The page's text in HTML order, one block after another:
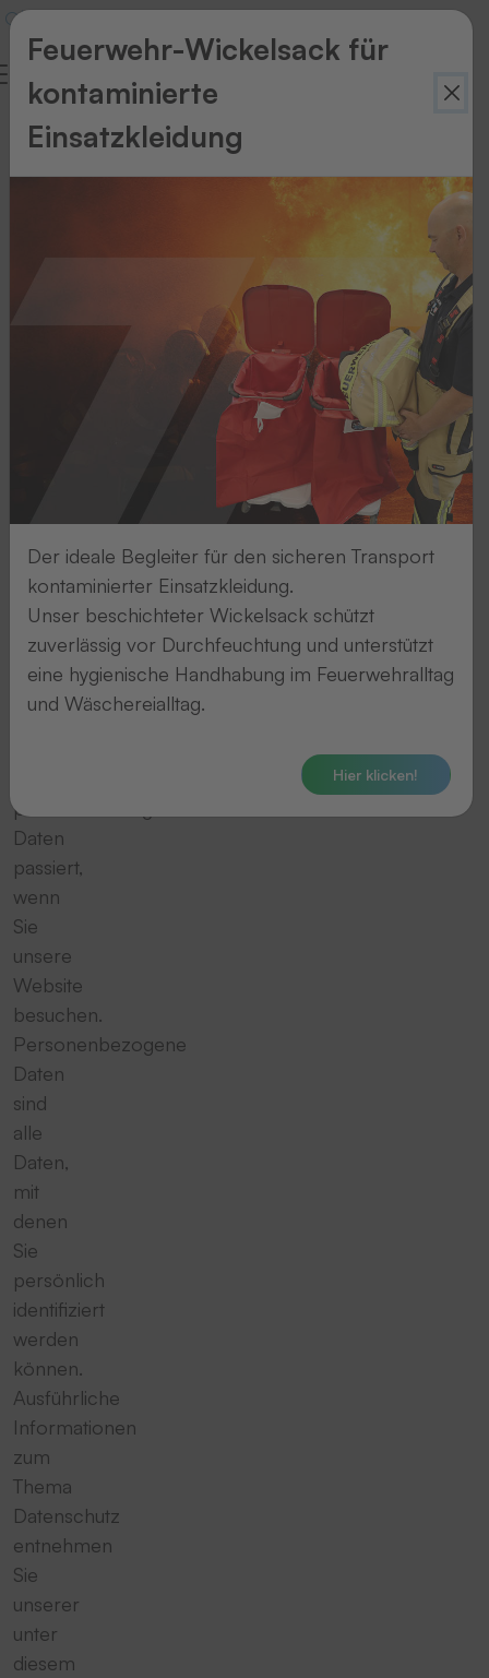
Datenschutz
darüber,
personenbezogenen
Daten
passiert,
wenn
Sie
unsere
Website
besuchen.
Personenbezogene
Daten
sind
alle
Daten,
mit
denen
Sie
persönlich
identifiziert
werden
können.
Ausführliche
Informationen
zum
Thema
Datenschutz
entnehmen
Sie
unserer
unter
diesem
Feuerwehr-Wickelsack für
kontaminierte
Einsatzkleidung
Der ideale Begleiter für den sicheren Transport
kontaminierter Einsatzkleidung.
Unser beschichteter Wickelsack schützt
zuverlässig vor Durchfeuchtung und unterstützt
eine hygienische Handhabung im Feuerwehralltag
und Wäschereialltag.
Hier klicken!